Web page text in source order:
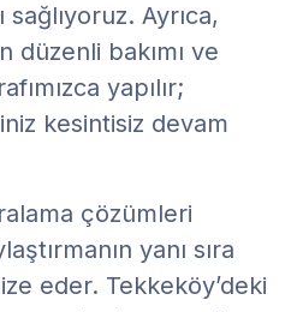
Ayrıca,
düzenli bakımı ve
yapılır;
kesintisiz devam
çözümleri
yanı sıra
eder. Tekkeköy’deki